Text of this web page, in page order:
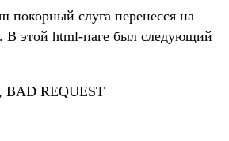
покорный слуга перенесся на
В этой html-паге был следующий
BAD REQUEST